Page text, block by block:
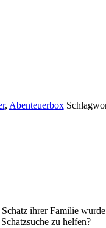
, Abenteuerbox
ihrer Familie
zu helfen?